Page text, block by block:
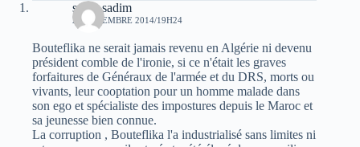
sarah sadim
20 DÉCEMBRE 2014/19H24
Bouteflika ne serait jamais revenu en Algérie ni devenu
président comble de l'ironie, si ce n'était les graves
forfaitures de Généraux de l'armée et du DRS, morts ou
vivants, leur cooptation pour un homme malade dans
son ego et spécialiste des impostures depuis le Maroc et
sa jeunesse bien connue.
La corruption , Bouteflika l'a industrialisé sans limites ni